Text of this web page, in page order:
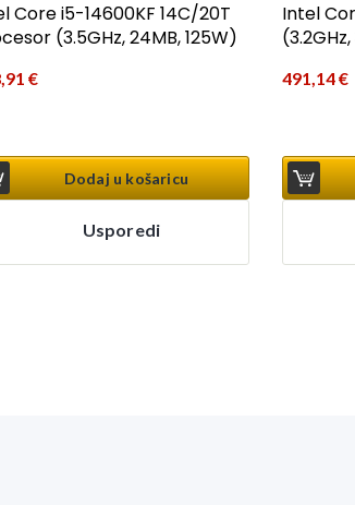
Core i5-14600KF 14C/20T
(3.5GHz, 24MB, 125W)
€
Dodaj u košaricu
Usporedi
Intel
491,14€